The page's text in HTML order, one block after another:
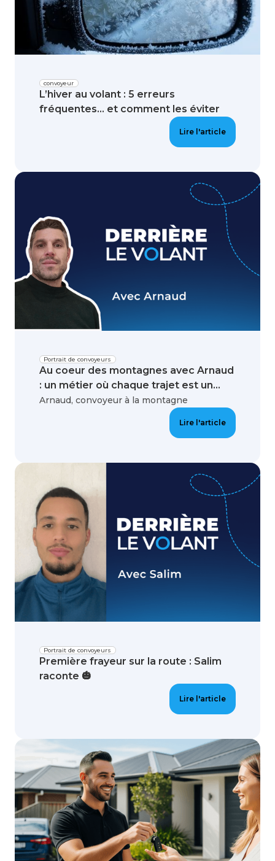
convoyeur
L’hiver au volant : 5 erreurs
fréquentes… et comment les éviter
Lire l'article
Portrait de convoyeurs
Au coeur des montagnes avec Arnaud
: un métier où chaque trajet est un...
Arnaud, convoyeur à la montagne
Lire l'article
Portrait de convoyeurs
Première frayeur sur la route : Salim
raconte 🎃
Lire l'article